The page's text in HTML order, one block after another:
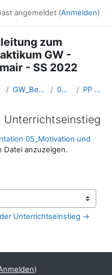
angemeldet (Anmelden)
zum
GW -
- SS 2022
SS_2022 GW_BegleitLV_Bachelorpraktikum_Kerschbaummair_2022ss 05 - Di. 22.03.2022_Motivation PP 05 Motivation und Unterrichtseinstieg
Unterrichtseinstieg
05_Motivation und
Datei anzuzeigen.
Unterrichtseinstieg →
)